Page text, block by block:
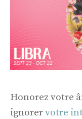
Honorez votre
ignorervotre